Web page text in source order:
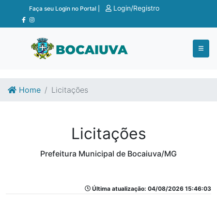
Ir para o conteúdo
Ir para o fim do conteúdo
Faça seu Login no Portal | Login/Registro
Home Licitações
Licitações
Prefeitura Municipal de Bocaiuva/MG
Última atualização: 04/08/2026 15:46:03